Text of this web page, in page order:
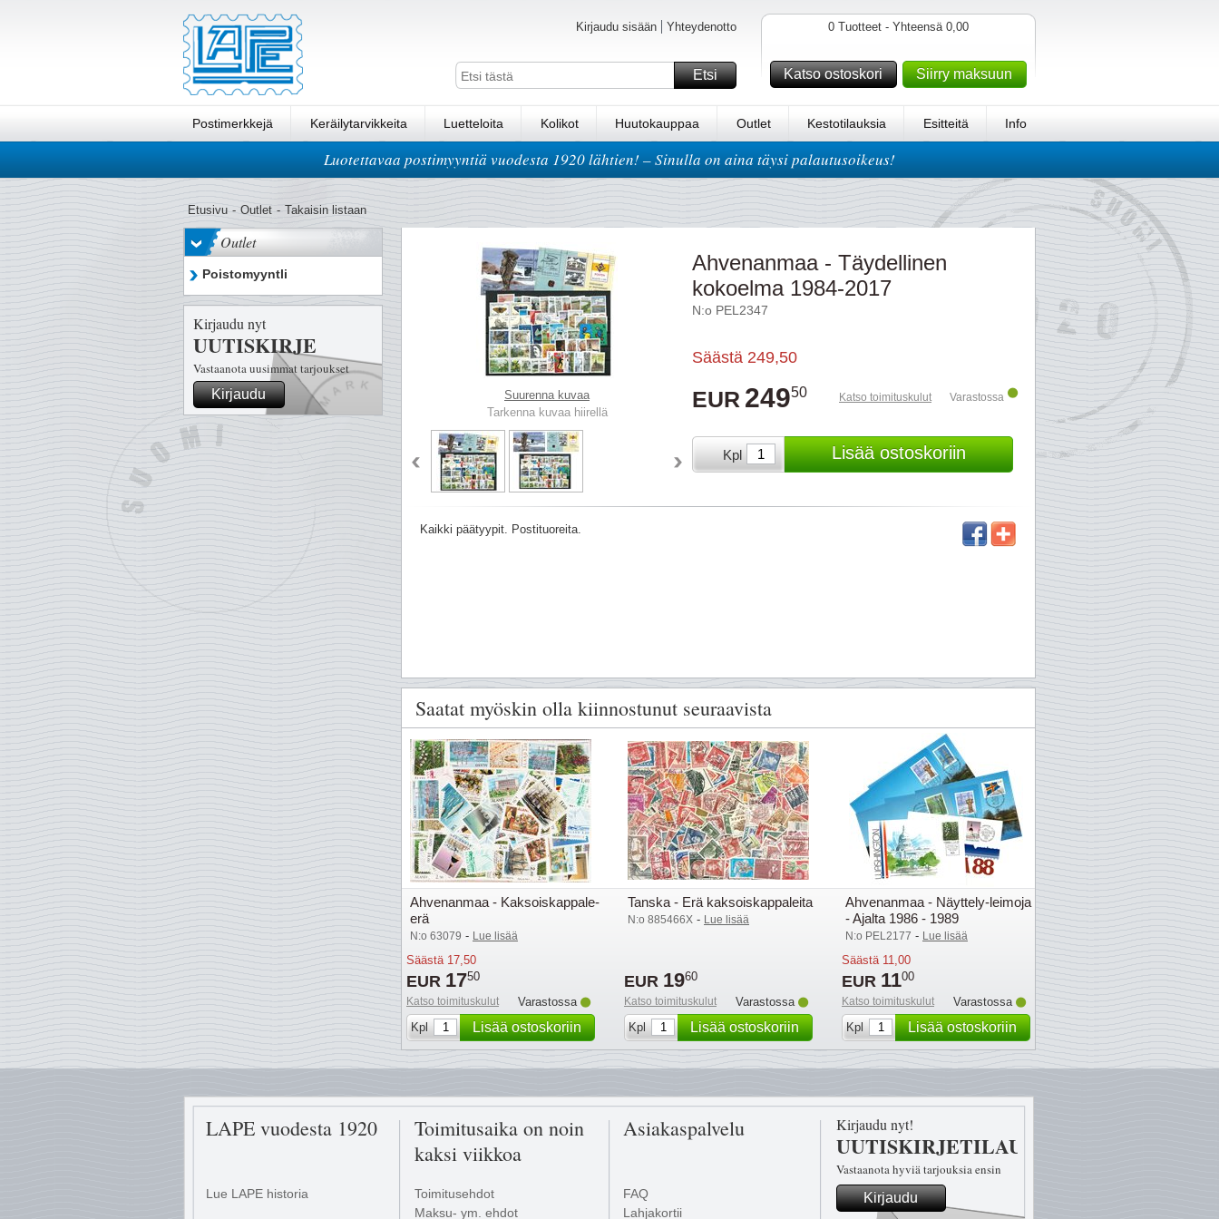
Kirjaudu sisään Yhteydenotto
Etsi
0 Tuotteet - Yhteensä 0,00
Katso ostoskori Siirry maksuun
Postimerkkejä Keräilytarvikkeita Luetteloita Kolikot Huutokauppaa Outlet Kestotilauksia Esitteitä Info
Luotettavaa postimyyntiä vuodesta 1920 lähtien! – Sinulla on aina täysi palautusoikeus!
Etusivu - Outlet - Takaisin listaan
Outlet
Poistomyyntli
Kirjaudu nyt
UUTISKIRJE
Vastaanota uusimmat tarjoukset
ensin
Kirjaudu
Suurenna kuvaa
Tarkenna kuvaa hiirellä
Ahvenanmaa - Täydellinen
kokoelma 1984-2017
N:o PEL2347
Säästä 249,50
EUR 24950 Katso toimituskulut Varastossa
Kpl Lisää ostoskoriin
Kaikki päätyypit. Postituoreita.
Saatat myöskin olla kiinnostunut seuraavista
Ahvenanmaa - Kaksoiskappale-
erä
N:o 63079 - Lue lisää
Säästä 17,50
EUR 1750
Katso toimituskulut
Varastossa
Kpl
Lisää ostoskoriin
Tanska - Erä kaksoiskappaleita
N:o 885466X - Lue lisää
EUR 1960
Katso toimituskulut
Varastossa
Kpl
Lisää ostoskoriin
Ahvenanmaa - Näyttely-leimoja
- Ajalta 1986 - 1989
N:o PEL2177 - Lue lisää
Säästä 11,00
EUR 1100
Katso toimituskulut
Varastossa
Kpl
Lisää ostoskoriin
LAPE vuodesta 1920
Lue LAPE historia
Toimitusaika on noin
kaksi viikkoa
Toimitusehdot
Maksu- ym. ehdot
Asiakaspalvelu
FAQ
Lahjakortii
Kirjaudu nyt!
UUTISKIRJETILAUS
Vastaanota hyviä tarjouksia ensin
Kirjaudu